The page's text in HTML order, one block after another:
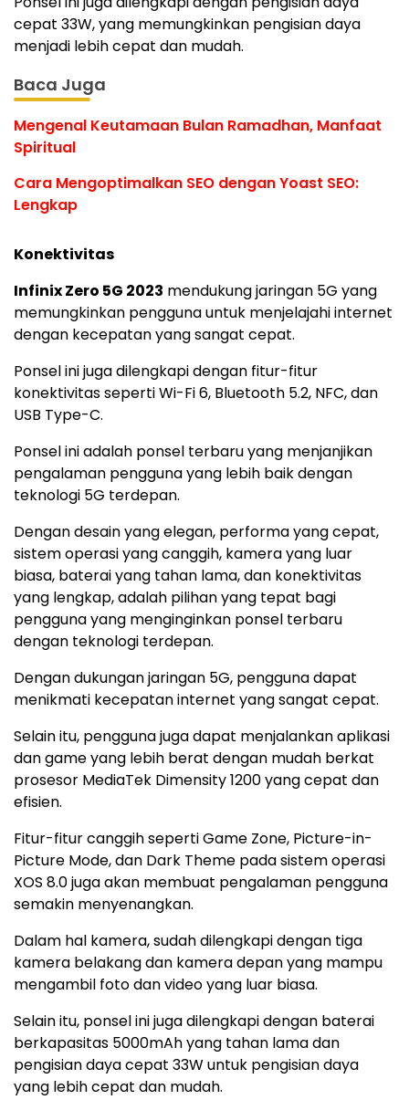
cepat 33W, yang memungkinkan pengisian daya
menjadi lebih cepat dan mudah.
Baca Juga
Mengenal Keutamaan Bulan Ramadhan, Manfaat
Spiritual
Cara Mengoptimalkan SEO dengan Yoast SEO:
Lengkap
Konektivitas
Infinix Zero 5G 2023 mendukung jaringan 5G yang
memungkinkan pengguna untuk menjelajahi internet
dengan kecepatan yang sangat cepat.
Ponsel ini juga dilengkapi dengan fitur-fitur
konektivitas seperti Wi-Fi 6, Bluetooth 5.2, NFC, dan
USB Type-C.
Ponsel ini adalah ponsel terbaru yang menjanjikan
pengalaman pengguna yang lebih baik dengan
teknologi 5G terdepan.
Dengan desain yang elegan, performa yang cepat,
sistem operasi yang canggih, kamera yang luar
biasa, baterai yang tahan lama, dan konektivitas
yang lengkap, adalah pilihan yang tepat bagi
pengguna yang menginginkan ponsel terbaru
dengan teknologi terdepan.
Dengan dukungan jaringan 5G, pengguna dapat
menikmati kecepatan internet yang sangat cepat.
Selain itu, pengguna juga dapat menjalankan aplikasi
dan game yang lebih berat dengan mudah berkat
prosesor MediaTek Dimensity 1200 yang cepat dan
efisien.
Fitur-fitur canggih seperti Game Zone, Picture-in-
Picture Mode, dan Dark Theme pada sistem operasi
XOS 8.0 juga akan membuat pengalaman pengguna
semakin menyenangkan.
Dalam hal kamera, sudah dilengkapi dengan tiga
kamera belakang dan kamera depan yang mampu
mengambil foto dan video yang luar biasa.
Selain itu, ponsel ini juga dilengkapi dengan baterai
berkapasitas 5000mAh yang tahan lama dan
pengisian daya cepat 33W untuk pengisian daya
yang lebih cepat dan mudah.